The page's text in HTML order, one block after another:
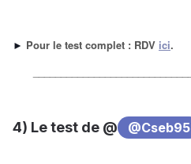
► Pour le test complet : RDV ici.
4) Le test de @ @Cseb95